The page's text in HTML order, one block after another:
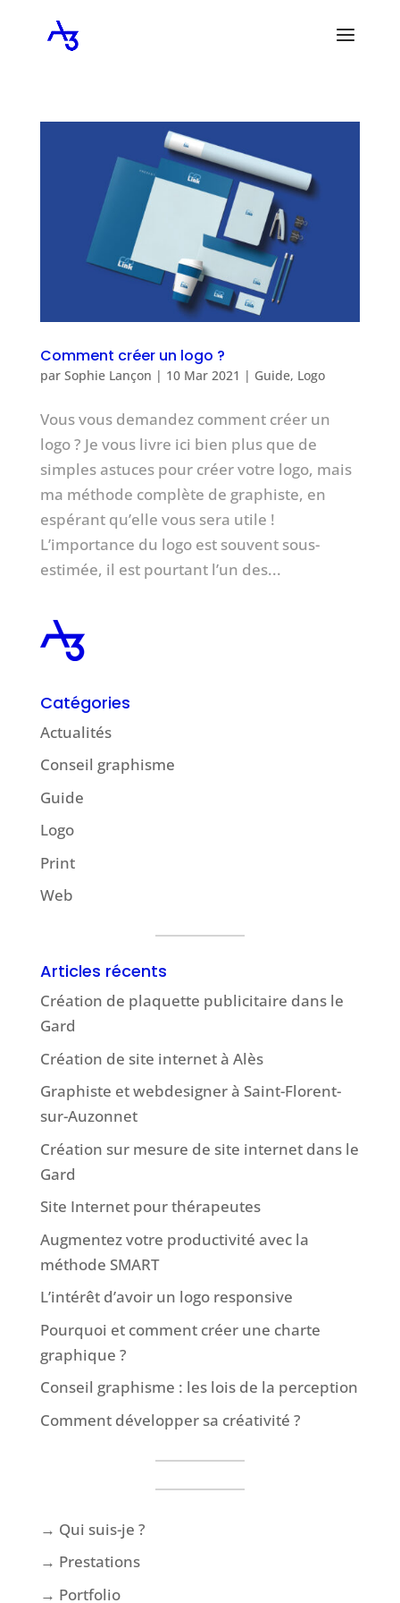
Comment créer un logo ?
par Sophie Lançon | 10 Mar 2021 | Guide, Logo
Vous vous demandez comment créer un
logo ? Je vous livre ici bien plus que de
simples astuces pour créer votre logo, mais
ma méthode complète de graphiste, en
espérant qu’elle vous sera utile !
L’importance du logo est souvent sous-
estimée, il est pourtant l’un des...
Catégories
Actualités
Conseil graphisme
Guide
Logo
Print
Web
Articles récents
Création de plaquette publicitaire dans le
Gard
Création de site internet à Alès
Graphiste et webdesigner à Saint-Florent-
sur-Auzonnet
Création sur mesure de site internet dans le
Gard
Site Internet pour thérapeutes
Augmentez votre productivité avec la
méthode SMART
L’intérêt d’avoir un logo responsive
Pourquoi et comment créer une charte
graphique ?
Conseil graphisme : les lois de la perception
Comment développer sa créativité ?
→ Qui suis-je ?
→ Prestations
→ Portfolio